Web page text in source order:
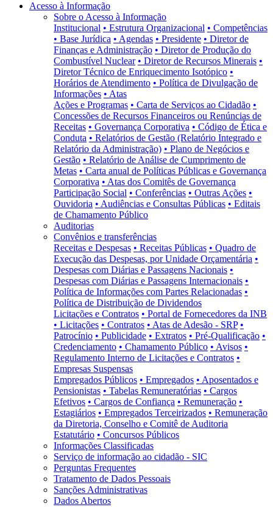
Acesso à Informação
Sobre o Acesso à Informação
Institucional • Estrutura Organizacional • Competências
• Base Jurídica • Agendas • Presidente • Diretor de
Finanças e Administração • Diretor de Produção do
Combustível Nuclear • Diretor de Recursos Minerais •
Diretor Técnico de Enriquecimento Isotópico •
Horários de Atendimento • Política de Divulgação de
Informações • Atas
Ações e Programas • Carta de Serviços ao Cidadão •
Concessões de Recursos Financeiros ou Renúncias de
Receitas • Governança Corporativa • Código de Ética e
Conduta • Relatórios de Gestão (Relatório Integrado e
Relatório da Administração) • Plano de Negócios e
Gestão • Relatório de Análise de Cumprimento de
Metas • Carta anual de Políticas Públicas e Governança
Corporativa • Atas dos Comitês de Governança
Participação Social • Conferências • Outras Ações •
Ouvidoria • Audiências e Consultas Públicas • Editais
de Chamamento Público
Auditorias
Convênios e transferências
Receitas e Despesas • Receitas Públicas • Quadro de
Execução das Despesas, por Unidade Orçamentária •
Despesas com Diárias e Passagens Nacionais •
Despesas com Diárias e Passagens Internacionais •
Política de Informações com Partes Relacionadas •
Política de Distribuição de Dividendos
Licitações e Contratos • Portal de Fornecedores da INB
• Licitações • Contratos • Atas de Adesão - SRP •
Patrocínio • Publicidade • Extratos • Pré-Qualificação •
Credenciamento • Chamamento Público • Avisos •
Regulamento Interno de Licitações e Contratos •
Empresas Suspensas
Empregados Públicos • Empregados • Aposentados e
Pensionistas • Tabelas Remuneratórias • Cargos
Efetivos • Cargos de Confiança • Remuneração •
Estagiários • Empregados Terceirizados • Remuneração
da Diretoria, Conselho e Comitê de Auditoria
Estatutário • Concursos Públicos
Informações Classificadas
Serviço de informação ao cidadão - SIC
Perguntas Frequentes
Tratamento de Dados Pessoais
Sanções Administrativas
Dados Abertos